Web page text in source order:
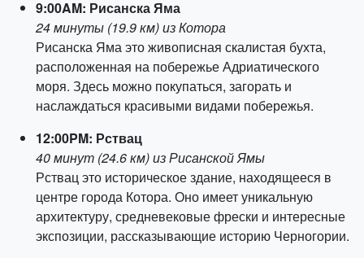
9:00AM: Рисанска Яма
24 минуты (19.9 км) из Котора
Рисанска Яма это живописная скалистая бухта,
расположенная на побережье Адриатического
моря. Здесь можно покупаться, загорать и
наслаждаться красивыми видами побережья.
12:00PM: Рствац
40 минут (24.6 км) из Рисанской Ямы
Рствац это историческое здание, находящееся в
центре города Котора. Оно имеет уникальную
архитектуру, средневековые фрески и интересные
экспозиции, рассказывающие историю Черногории.